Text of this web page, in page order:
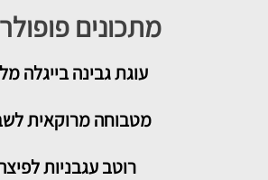
מתכונים
עוגת גבינה בייגלה
מטבוחה מרוקאית
רוטב עגבניות